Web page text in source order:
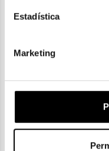
Estadística
Marketing
Rebajas